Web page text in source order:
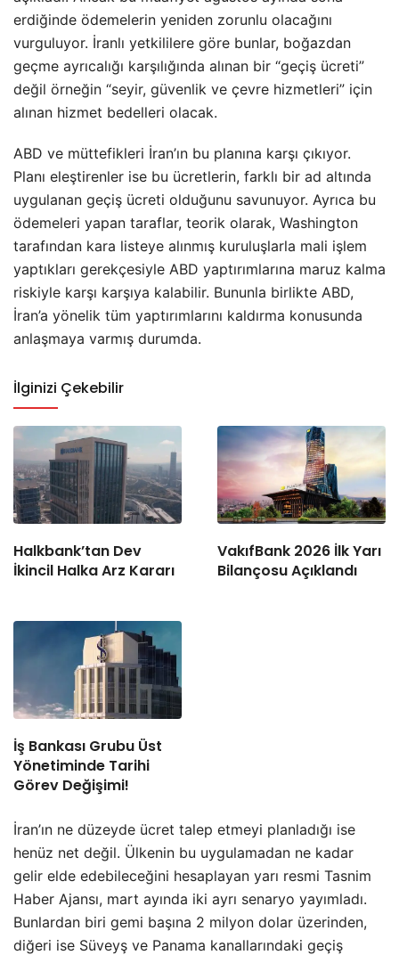
erdiğinde ödemelerin yeniden zorunlu olacağını
vurguluyor. İranlı yetkililere göre bunlar, boğazdan
geçme ayrıcalığı karşılığında alınan bir “geçiş ücreti”
değil örneğin “seyir, güvenlik ve çevre hizmetleri” için
alınan hizmet bedelleri olacak.
ABD ve müttefikleri İran’ın bu planına karşı çıkıyor.
Planı eleştirenler ise bu ücretlerin, farklı bir ad altında
uygulanan geçiş ücreti olduğunu savunuyor. Ayrıca bu
ödemeleri yapan taraflar, teorik olarak, Washington
tarafından kara listeye alınmış kuruluşlarla mali işlem
yaptıkları gerekçesiyle ABD yaptırımlarına maruz kalma
riskiyle karşı karşıya kalabilir. Bununla birlikte ABD,
İran’a yönelik tüm yaptırımlarını kaldırma konusunda
anlaşmaya varmış durumda.
İlginizi Çekebilir
Halkbank’tan Dev
İkincil Halka Arz Kararı
VakıfBank 2026 İlk Yarı
Bilançosu Açıklandı
İş Bankası Grubu Üst
Yönetiminde Tarihi
Görev Değişimi!
İran’ın ne düzeyde ücret talep etmeyi planladığı ise
henüz net değil. Ülkenin bu uygulamadan ne kadar
gelir elde edebileceğini hesaplayan yarı resmi Tasnim
Haber Ajansı, mart ayında iki ayrı senaryo yayımladı.
Bunlardan biri gemi başına 2 milyon dolar üzerinden,
diğeri ise Süveyş ve Panama kanallarındaki geçiş